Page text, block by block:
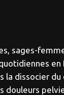
sages-
en
la dissocier
douleurs